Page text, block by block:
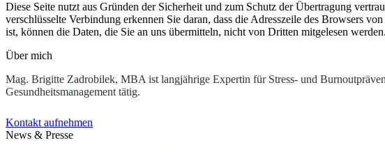
Diese Seite nutzt aus Gründen der Sicherheit und zum Schutz der Übertragung
verschlüsselte Verbindung erkennen Sie daran, dass die Adresszeile des Browsers
ist, können die Daten, die Sie an uns übermitteln, nicht von Dritten mitgelesen werden.
Über mich
Mag. Brigitte Zadrobilek, MBA ist langjährige Expertin für Stress- und
Gesundheitsmanagement tätig.
Kontakt aufnehmen
News & Presse